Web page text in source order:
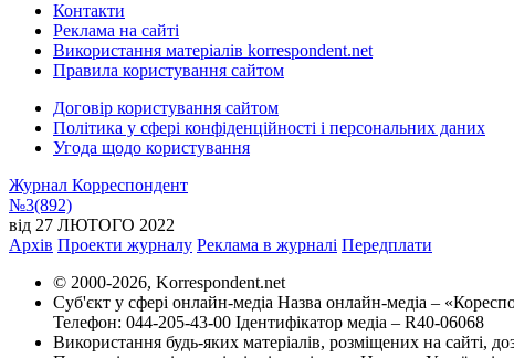
Контакти
Реклама на сайті
Використання матеріалів korrespondent.net
Правила користування сайтом
Договір користування сайтом
Політика у сфері конфіденційності і персональних даних
Угода щодо користування
Журнал Корреспондент
№3(892)
від 27 ЛЮТОГО 2022
Архів Проекти журналу Реклама в журналі Передплати
© 2000-2026, Korrespondent.net
Суб'єкт у сфері онлайн-медіа Назва онлайн-медіа –
Телефон: 044-205-43-00 Ідентифікатор медіа – R40-06068
Використання будь-яких матеріалів, розміщених на сайті,